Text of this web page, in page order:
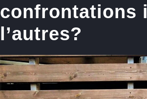
confrontations i
l’autres?